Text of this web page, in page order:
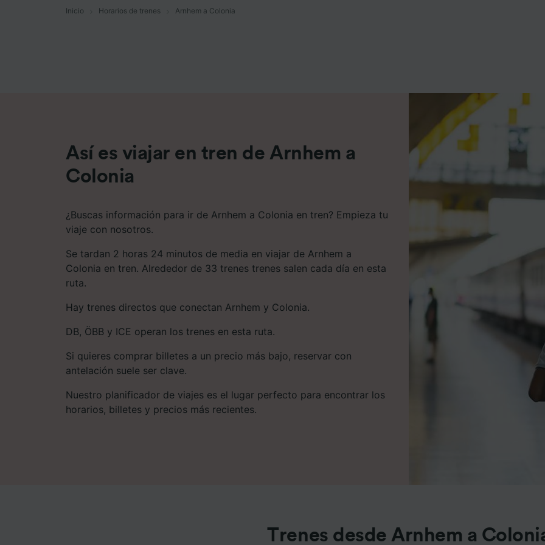
Inicio Horarios de trenes Arnhem a Colonia
Así es viajar en tren de Arnhem a
Colonia
¿Buscas información para ir de Arnhem a Colonia en tren? Empieza tu
viaje con nosotros.
Se tardan 2 horas 24 minutos de media en viajar de Arnhem a
Colonia en tren. Alrededor de 33 trenes trenes salen cada día en esta
ruta.
Hay trenes directos que conectan Arnhem y Colonia.
DB, ÖBB y ICE operan los trenes en esta ruta.
Si quieres comprar billetes a un precio más bajo, reservar con
antelación suele ser clave.
Nuestro planificador de viajes es el lugar perfecto para encontrar los
horarios, billetes y precios más recientes.
Trenes desde Arnhem a